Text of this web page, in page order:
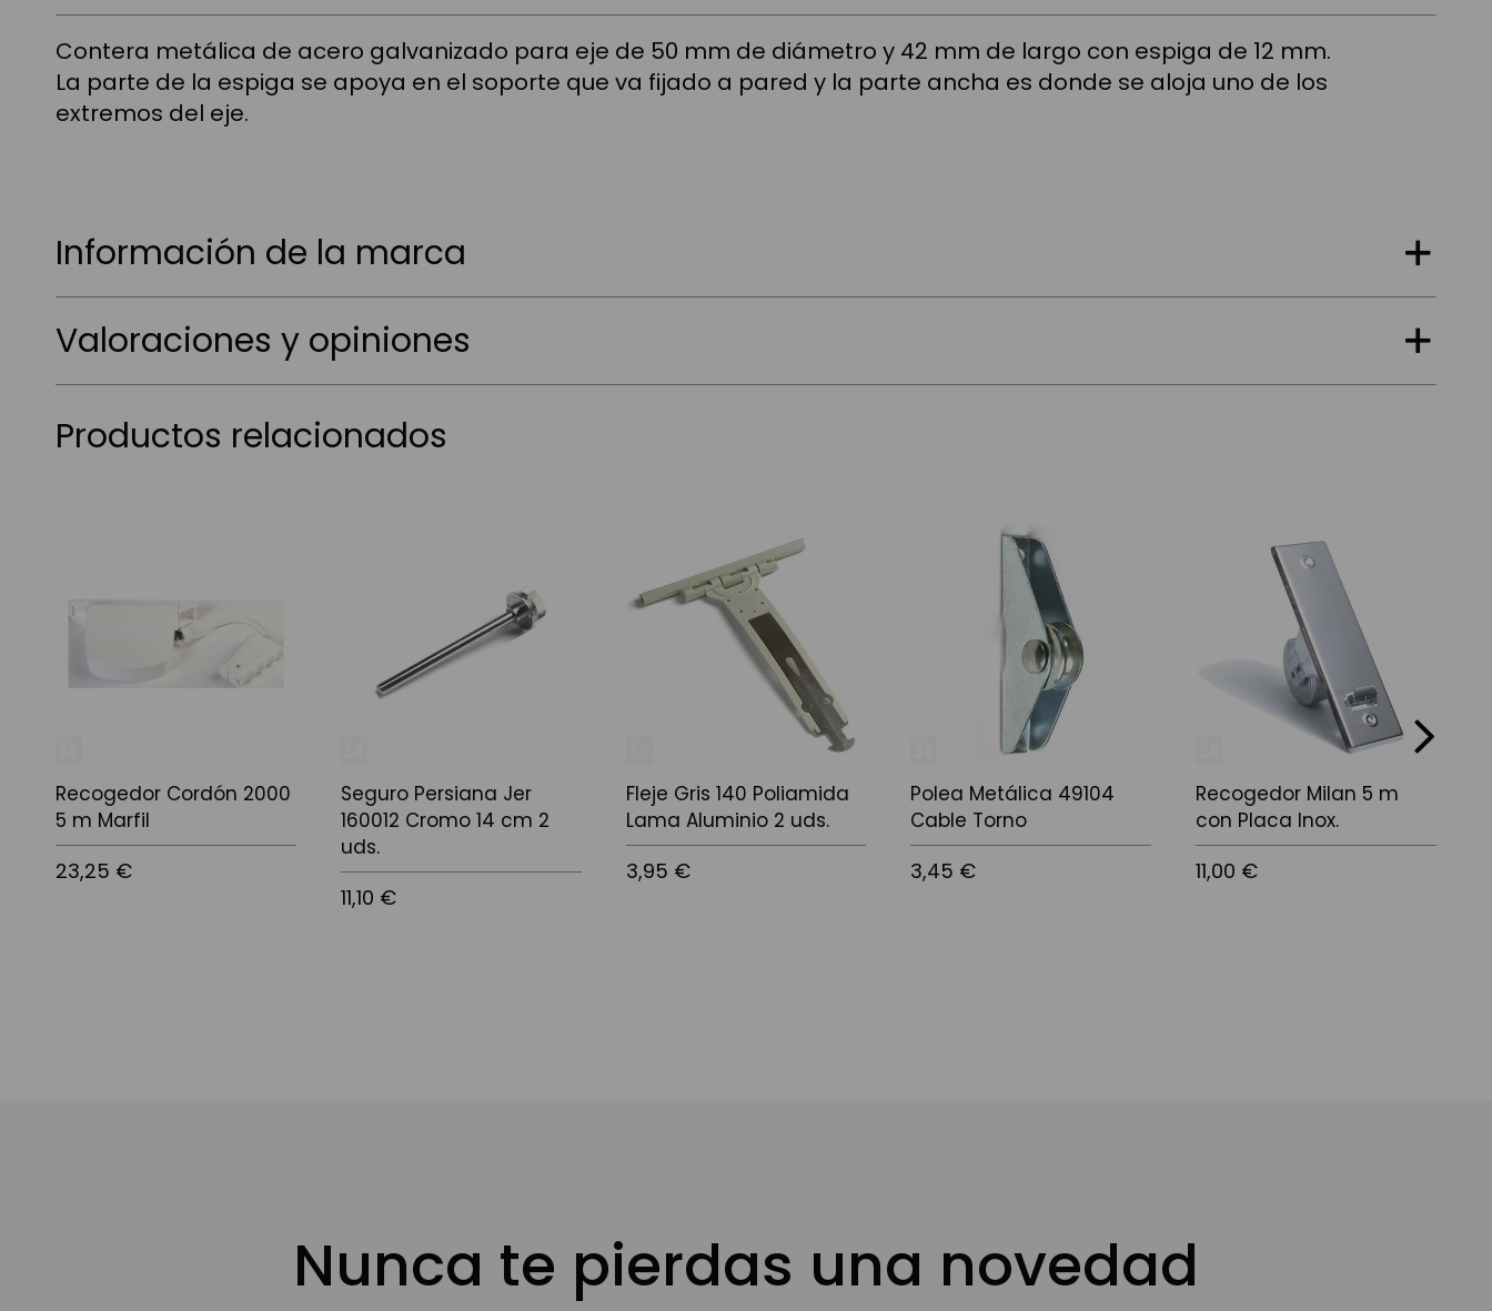
Contera metálica de acero galvanizado para eje de 50 mm de diámetro y 42 mm de largo con espiga de 12 mm.
La parte de la espiga se apoya en el soporte que va fijado a pared y la parte ancha es donde se aloja uno de los
extremos del eje.
Información de la marca
Valoraciones y opiniones
Productos relacionados
Recogedor Cordón 2000
5 m Marfil
23,25 €
Seguro Persiana Jer
160012 Cromo 14 cm 2
uds.
11,10 €
Fleje Gris 140 Poliamida
Lama Aluminio 2 uds.
3,95 €
Polea Metálica 49104
Cable Torno
3,45 €
Recogedor Milan 5 m
con Placa Inox.
11,00 €
next
Nunca te pierdas una novedad